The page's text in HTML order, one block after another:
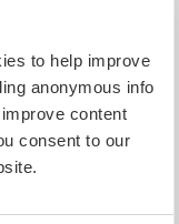
to help improve
anonymous info
content
consent to our
runs smoothly,
home